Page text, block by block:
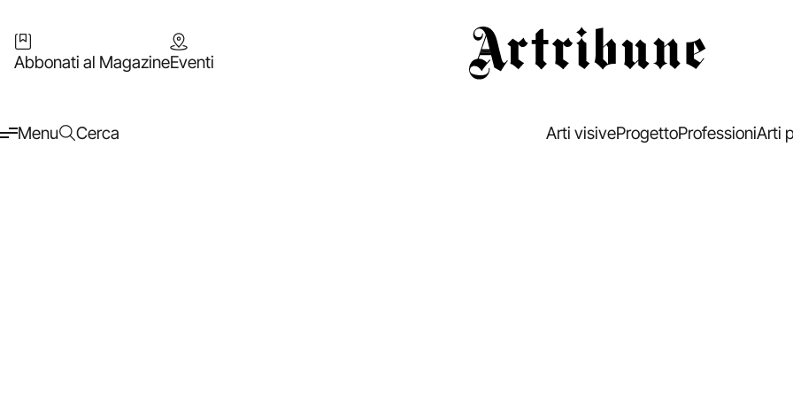
Abbonati al MagazineEventi
Menu Cerca Arti visiveProgettoProfessioniArti